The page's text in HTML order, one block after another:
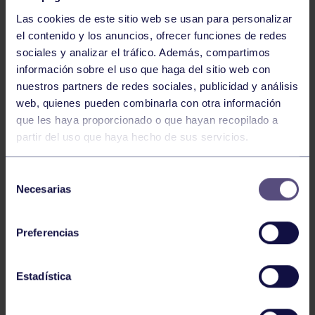
Las cookies de este sitio web se usan para personalizar
el contenido y los anuncios, ofrecer funciones de redes
sociales y analizar el tráfico. Además, compartimos
información sobre el uso que haga del sitio web con
nuestros partners de redes sociales, publicidad y análisis
web, quienes pueden combinarla con otra información
que les haya proporcionado o que hayan recopilado a
partir del uso que haya hecho de sus servicios.
Necesarias
Preferencias
Estadística
Baloncesto
ÚLTIMOS RESULTADOS DE LA SECCIÓN
Baloncesto